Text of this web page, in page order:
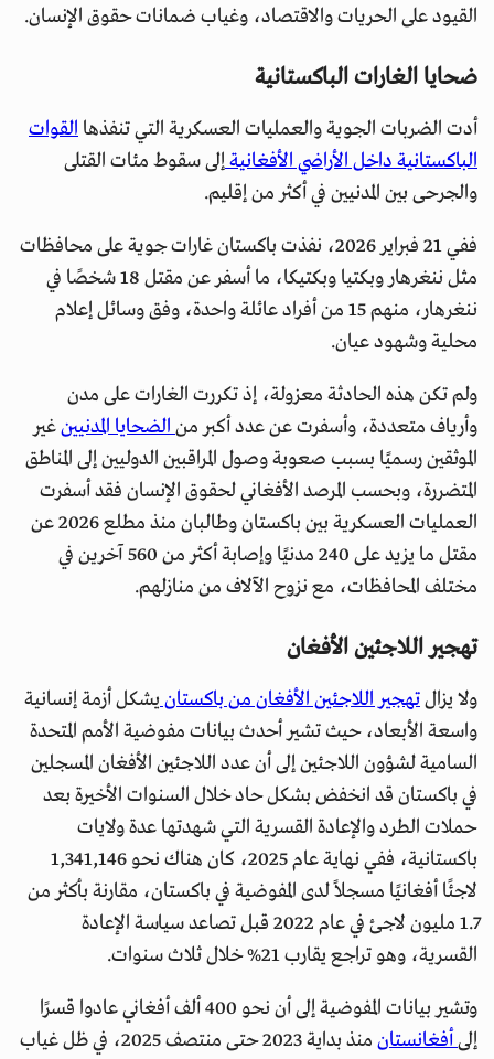
القيود على الحريات والاقتصاد، وغياب ضمانات حقوق الإنسان.
ضحايا الغارات الباكستانية
أدت الضربات الجوية والعمليات العسكرية التي تنفذها القوات
الباكستانية داخل الأراضي الأفغانيةإلى سقوط مئات القتلى
والجرحى بين المدنيين في أكثر من إقليم.
ففي 21 فبراير 2026، نفذت باكستان غارات جوية على محافظات
مثل ننغرهار وبكتيا وبكتیکا، ما أسفر عن مقتل 18 شخصًا في
ننغرهار، منهم 15 من أفراد عائلة واحدة، وفق وسائل إعلام
محلية وشهود عيان.
ولم تكن هذه الحادثة معزولة، إذ تكررت الغارات على مدن
وأرياف متعددة، وأسفرت عن عدد أكبر منالضحايا المدنيينغير
الموثقين رسميًا بسبب صعوبة وصول المراقبين الدوليين إلى المناطق
المتضررة، وبحسب المرصد الأفغاني لحقوق الإنسان فقد أسفرت
العمليات العسكرية بين باكستان وطالبان منذ مطلع 2026 عن
مقتل ما يزيد على 240 مدنيًا وإصابة أكثر من 560 آخرين في
مختلف المحافظات، مع نزوح الآلاف من منازلهم.
تهجير اللاجئين الأفغان
ولا يزالتهجير اللاجئين الأفغان من باكستانيشكل أزمة إنسانية
واسعة الأبعاد، حيث تشير أحدث بيانات مفوضية الأمم المتحدة
السامية لشؤون اللاجئين إلى أن عدد اللاجئين الأفغان المسجلين
في باكستان قد انخفض بشكل حاد خلال السنوات الأخيرة بعد
حملات الطرد والإعادة القسرية التي شهدتها عدة ولايات
باكستانية، ففي نهاية عام 2025، كان هناك نحو 1,341,146
لاجئًا أفغانيًا مسجلاً لدى المفوضية في باكستان، مقارنة بأكثر من
1.7 مليون لاجئ في عام 2022 قبل تصاعد سياسة الإعادة
القسرية، وهو تراجع يقارب 21% خلال ثلاث سنوات.
وتشير بيانات المفوضية إلى أن نحو 400 ألف أفغاني عادوا قسرًا
إلىأفغانستان
منذ بداية 2023 حتى منتصف 2025، في ظل غياب